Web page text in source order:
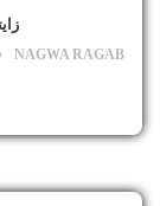
NAGWA RAGAB